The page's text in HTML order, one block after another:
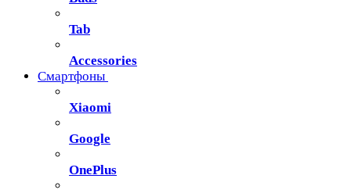
Tab
Accessories
Смартфоны
Xiaomi
Google
OnePlus